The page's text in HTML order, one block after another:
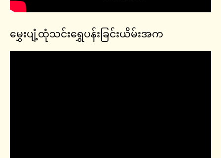
မွှေးပျံ့ထုံသင်းရွှေပန်းခြင်းယိမ်းအက